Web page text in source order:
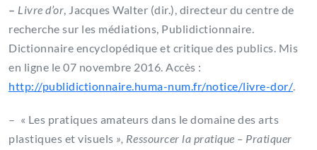
– Livre d’or, Jacques Walter (dir.), directeur du centre de
recherche sur les médiations, Publidictionnaire.
Dictionnaire encyclopédique et critique des publics. Mis
en ligne le 07 novembre 2016. Accès :
http://publidictionnaire.huma-num.fr/notice/livre-dor/.
– « Les pratiques amateurs dans le domaine des arts
plastiques et visuels », Ressourcer la pratique – Pratiquer